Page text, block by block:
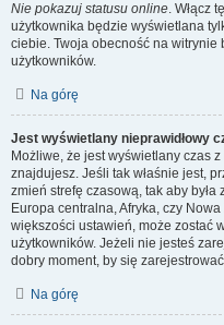
Nie pokazuj statusu online. Włącz
użytkownika będzie wyświetlana
ciebie. Twoja obecność na
użytkowników.
Na górę
Jest wyświetlany nieprawidłowy
Możliwe, że jest wyświetlany czas
znajdujesz. Jeśli tak właśnie jest,
zmień strefę czasową, tak aby
Europa centralna, Afryka, czy
większości ustawień, może zostać
użytkowników. Jeżeli nie jesteś
dobry moment, by się
Na górę